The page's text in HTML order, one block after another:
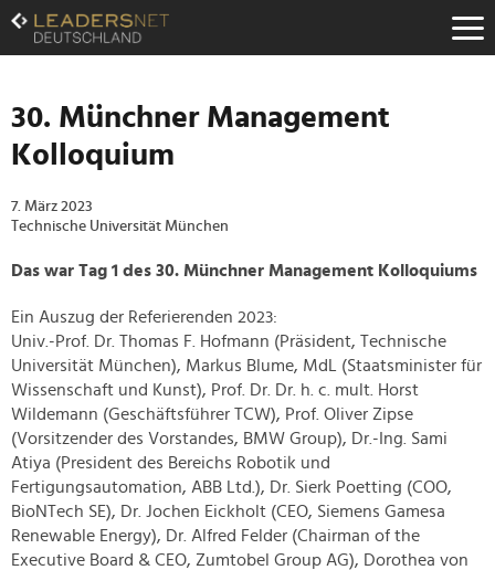
Zum
Inhalt
Zur
Navigation
Zur
Hauptnavigation
30. Münchner Management
Kolloquium
7. März 2023
Technische Universität München
Das war Tag 1 des 30. Münchner Management Kolloquiums
Ein Auszug der Referierenden 2023:
Univ.-Prof. Dr. Thomas F. Hofmann (Präsident, Technische
Universität München), Markus Blume, MdL (Staatsminister für
Wissenschaft und Kunst), Prof. Dr. Dr. h. c. mult. Horst
Wildemann (Geschäftsführer TCW), Prof. Oliver Zipse
(Vorsitzender des Vorstandes, BMW Group), Dr.-Ing. Sami
Atiya (President des Bereichs Robotik und
Fertigungsautomation, ABB Ltd.), Dr. Sierk Poetting (COO,
BioNTech SE), Dr. Jochen Eickholt (CEO, Siemens Gamesa
Renewable Energy), Dr. Alfred Felder (Chairman of the
Executive Board & CEO, Zumtobel Group AG), Dorothea von